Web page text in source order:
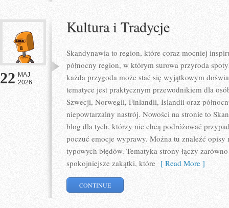
22 MAJ
2026
Kultura i Tradycje
Skandynawia to region, które coraz mocniej
północny region, w którym surowa przyroda
każda przygoda może stać się wyjątkowym
tematyce jest praktycznym przewodnikiem dla
Szwecji, Norwegii, Finlandii, Islandii oraz
niepowtarzalny nastrój. Nowości na stronie to
blog dla tych, którzy nie chcą podróżować
poczuć emocje wyprawy. Można tu znaleźć
typowych błędów. Tematyka strony łączy
spokojniejsze zakątki, które [ Read More ]
CONTINUE